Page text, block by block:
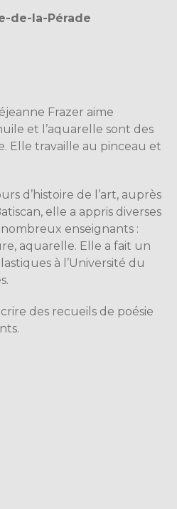
de-la-Pérade
Frazer aime
et l’aquarelle sont des
Elle travaille au pinceau et
d’histoire de l’art, auprès
elle a appris diverses
enseignants :
aquarelle. Elle a fait un
à l’Université du
des recueils de poésie